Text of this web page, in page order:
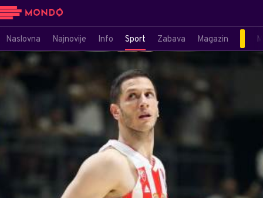
Naslovna Najnovije Info Sport Zabava Magazin